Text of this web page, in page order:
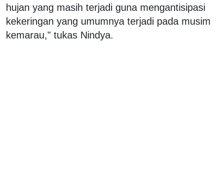
hujan yang masih terjadi guna mengantisipasi
kekeringan yang umumnya terjadi pada musim
kemarau," tukas Nindya.